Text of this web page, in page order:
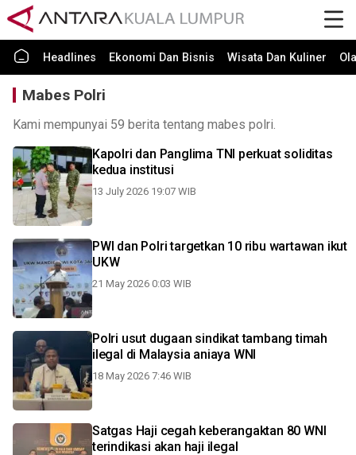
Headlines Ekonomi Dan Bisnis Wisata Dan Kuliner
Mabes Polri
Kami mempunyai 59 berita tentang mabes polri.
Kapolri dan Panglima TNI perkuat soliditas
kedua institusi
13 July 2026 19:07 WIB
PWI dan Polri targetkan 10 ribu wartawan ikut
UKW
21 May 2026 0:03 WIB
Polri usut dugaan sindikat tambang timah
ilegal di Malaysia aniaya WNI
18 May 2026 7:46 WIB
Satgas Haji cegah keberangaktan 80 WNI
terindikasi akan haji ilegal